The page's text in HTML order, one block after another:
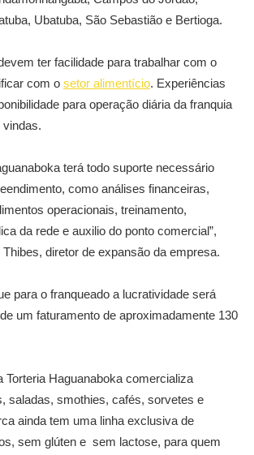
Ubatuba, São Sebastião e Bertioga.
ter facilidade para trabalhar com o
com o setor alimentício. Experiências
para operação diária da franquia
terá todo suporte necessário
como análises financeiras,
operacionais, treinamento,
da rede e auxilio do ponto comercial”,
diretor de expansão da empresa.
para o franqueado a lucratividade será
um faturamento de aproximadamente 130
Torteria Haguanaboka comercializa
saladas, smothies, cafés, sorvetes e
ainda tem uma linha exclusiva de
sem glúten e sem lactose, para quem